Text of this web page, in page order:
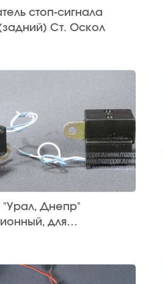
стоп-сигнала
Ст. Оскол
"Урал, Днепр"
для
зажигания